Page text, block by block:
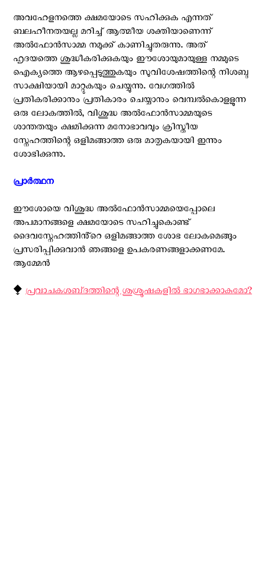
അവഹേളനത്തെ ക്ഷമയോടെ സഹിക്കുക എന്നത്
ബലഹീനതയല്ല മറിച്ച് ആത്മീയ ശക്തിയാണെന്ന്
അൽഫോൻസാമ്മ നമുക്ക് കാണിച്ചുതരുന്നു. അത്
ഹൃദയത്തെ ശുദ്ധീകരിക്കുകയും ഈശോയുമായുള്ള നമ്മുടെ
ഐക്യത്തെ ആഴപ്പെടുത്തുകയും സുവിശേഷത്തിന്റെ നിശബ്ദ
സാക്ഷിയായി മാറ്റുകയും ചെയ്യുന്നു. വേഗത്തിൽ
പ്രതികരിക്കാനും പ്രതികാരം ചെയ്യാനും വെമ്പൽകൊളളുന്ന
ഒരു ലോകത്തിൽ, വിശുദ്ധ അൽഫോൻസാമ്മയുടെ
ശാന്തതയും ക്ഷമിക്കുന്ന മനോഭാവവും ക്രിസ്തീയ
സ്നേഹത്തിന്റെ ഒളിമങ്ങാത്ത ഒരു മാതൃകയായി ഇന്നും
ശോഭിക്കുന്നു.
പ്രാർത്ഥന
ഈശോയെ വിശുദ്ധ അൽഫോൻസാമ്മയെപ്പോലെ
അപമാനങ്ങളെ ക്ഷമയോടെ സഹിച്ചുകൊണ്ട്
ദൈവസ്നേഹത്തിൻ്റെ ഒളിമങ്ങാത്ത ശോഭ ലോകമെങ്ങും
പ്രസരിപ്പിക്കുവാൻ ഞങ്ങളെ ഉപകരണങ്ങളാക്കണമേ.
ആമ്മേൻ
⧪ പ്രവാചകശബ്‌ദത്തിന്റെ ശുശ്രൂഷകളില്‍ ഭാഗഭാക്കാകുമോ?